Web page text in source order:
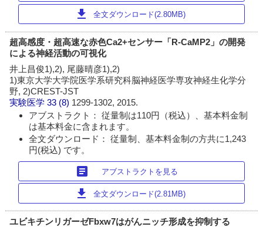
download 全文ダウンロード(2.80MB)
超高感度・超高速な赤色Ca2+センサー「R-CaMP2」の開発
による神経活動の可視化
井上昌俊1),2), 尾藤晴彦1),2)
1)東京大学大学院医学系研究科脳神経医学専攻神経生化学分
野, 2)CREST-JST
実験医学 33 (8) 1299-1302, 2015.
アブストラクト： 従量制は110円（税込）、基本料金制
は基本料金に含まれます。
全文ダウンロード： 従量制、基本料金制の方共に1,243
円(税込) です。
article アブストラクトを見る
download 全文ダウンロード(2.81MB)
ユビキチンリガーゼFbxw7はがんニッチ形成を抑制する